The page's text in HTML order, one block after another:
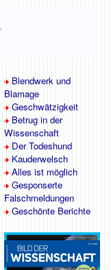
Blendwerk und
Blamage
Geschwätzigkeit
Betrug in der
Wissenschaft
Der Todeshund
Kauderwelsch
Alles ist möglich
Gesponserte
Falschmeldungen
Geschönte Berichte